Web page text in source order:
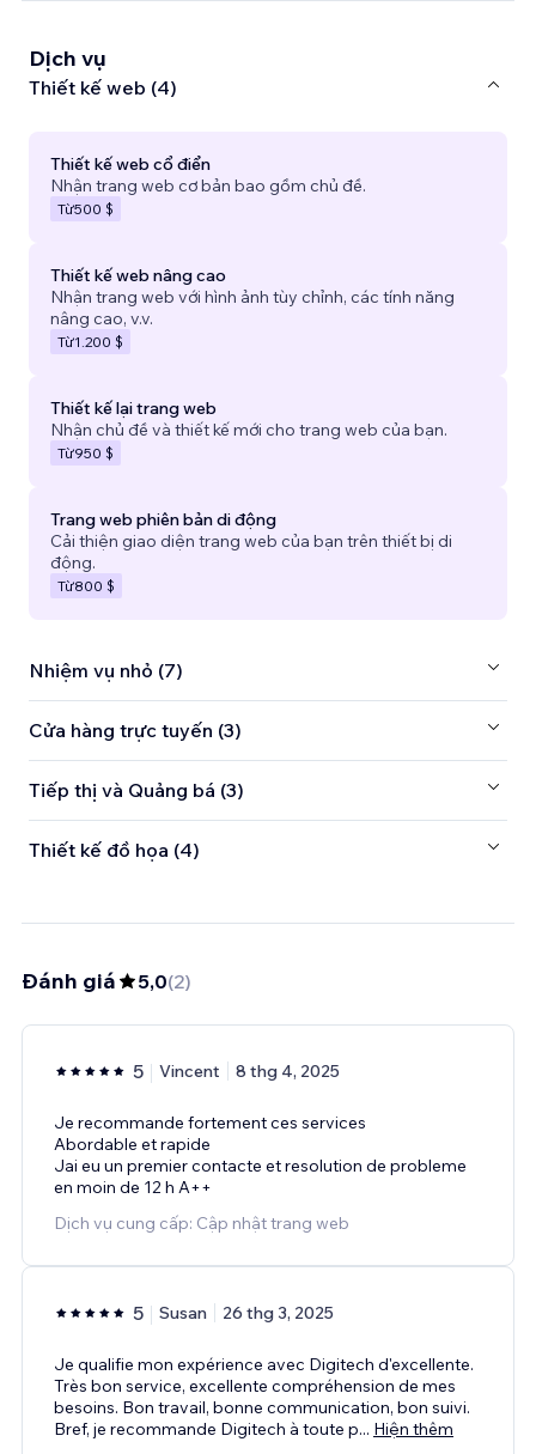
Dịch vụ
Thiết kế web (4)
Thiết kế web cổ điển
Nhận trang web cơ bản bao gồm chủ đề.
Từ500 $
Thiết kế web nâng cao
Nhận trang web với hình ảnh tùy chỉnh, các tính năng
nâng cao, v.v.
Từ1.200 $
Thiết kế lại trang web
Nhận chủ đề và thiết kế mới cho trang web của bạn.
Từ950 $
Trang web phiên bản di động
Cải thiện giao diện trang web của bạn trên thiết bị di
động.
Từ800 $
Nhiệm vụ nhỏ (7)
Cửa hàng trực tuyến (3)
Tiếp thị và Quảng bá (3)
Thiết kế đồ họa (4)
Đánh giá 5,0(2)
5 Vincent 8 thg 4, 2025
Je recommande fortement ces services
Abordable et rapide
Jai eu un premier contacte et resolution de probleme
en moin de 12 h A++
Dịch vụ cung cấp: Cập nhật trang web
5 Susan 26 thg 3, 2025
Je qualifie mon expérience avec Digitech d'excellente.
Très bon service, excellente compréhension de mes
besoins. Bon travail, bonne communication, bon suivi.
Bref, je recommande Digitech à toute p... Hiện thêm